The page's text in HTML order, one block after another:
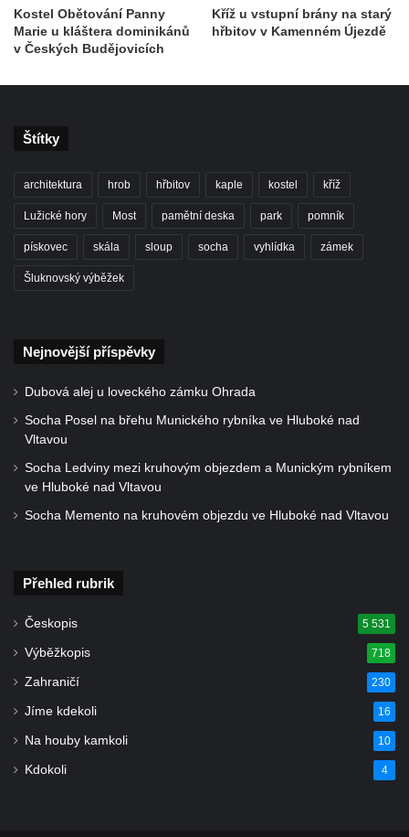
Kříž u koryta náhonu na Chřibské Kamenici
Kříž na Strážném vrchu v Rumburku
Šluknova
Kříž u polní cesty mezi Šluknovem a
Knížecím
Boží muka Anděl strážce v Kostelní ulici v
svatého Václava v Rychnově u Jablonce
Misijní kříž na kostele svatého Václava v
Centrální kříž hřbitova v Krásné u Pěnčína
Boží muka v zámeckém parku Dolního
Teplicích nad Metují
Kříž na hřbitově v Teplicích nad Metují
Kostel Obětování Panny
Marie u kláštera dominikánů
v Českých Budějovicích
Kříž u vstupní brány na starý
hřbitov v Kamenném Újezdě
Štítky
architektura hrob hřbitov kaple kostel kříž
Lužické hory Most pamětní deska park pomník
pískovec skála sloup socha vyhlídka zámek
Šluknovský výběžek
Nejnovější příspěvky
Dubová alej u loveckého zámku Ohrada
Socha Posel na břehu Munického rybníka ve Hluboké nad
Vltavou
Socha Ledviny mezi kruhovým objezdem a Munickým rybníkem
ve Hluboké nad Vltavou
Socha Memento na kruhovém objezdu ve Hluboké nad Vltavou
Přehled rubrik
Českopis 5 531
Výběžkopis 718
Zahraničí 230
Jíme kdekoli 16
Na houby kamkoli 10
Kdokoli 4